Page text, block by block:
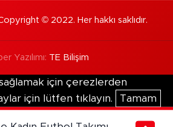
© 2022. Her hakkı saklıdır.
Yazılımı: TE Bilişim
için çerezlerden
için lütfen tıklayın.
Tamam